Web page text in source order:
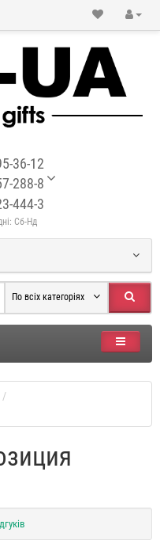
36-12
288-8
444-3
Сб-Нд
По всіх категоріях